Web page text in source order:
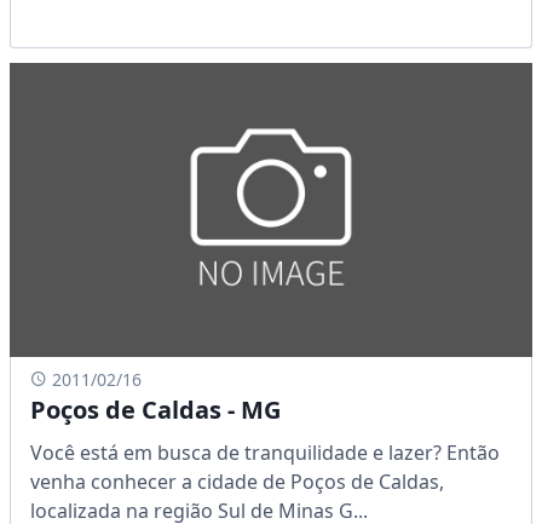
2011/02/16
Poços de Caldas - MG
Você está em busca de tranquilidade e lazer? Então
venha conhecer a cidade de Poços de Caldas,
localizada na região Sul de Minas G...